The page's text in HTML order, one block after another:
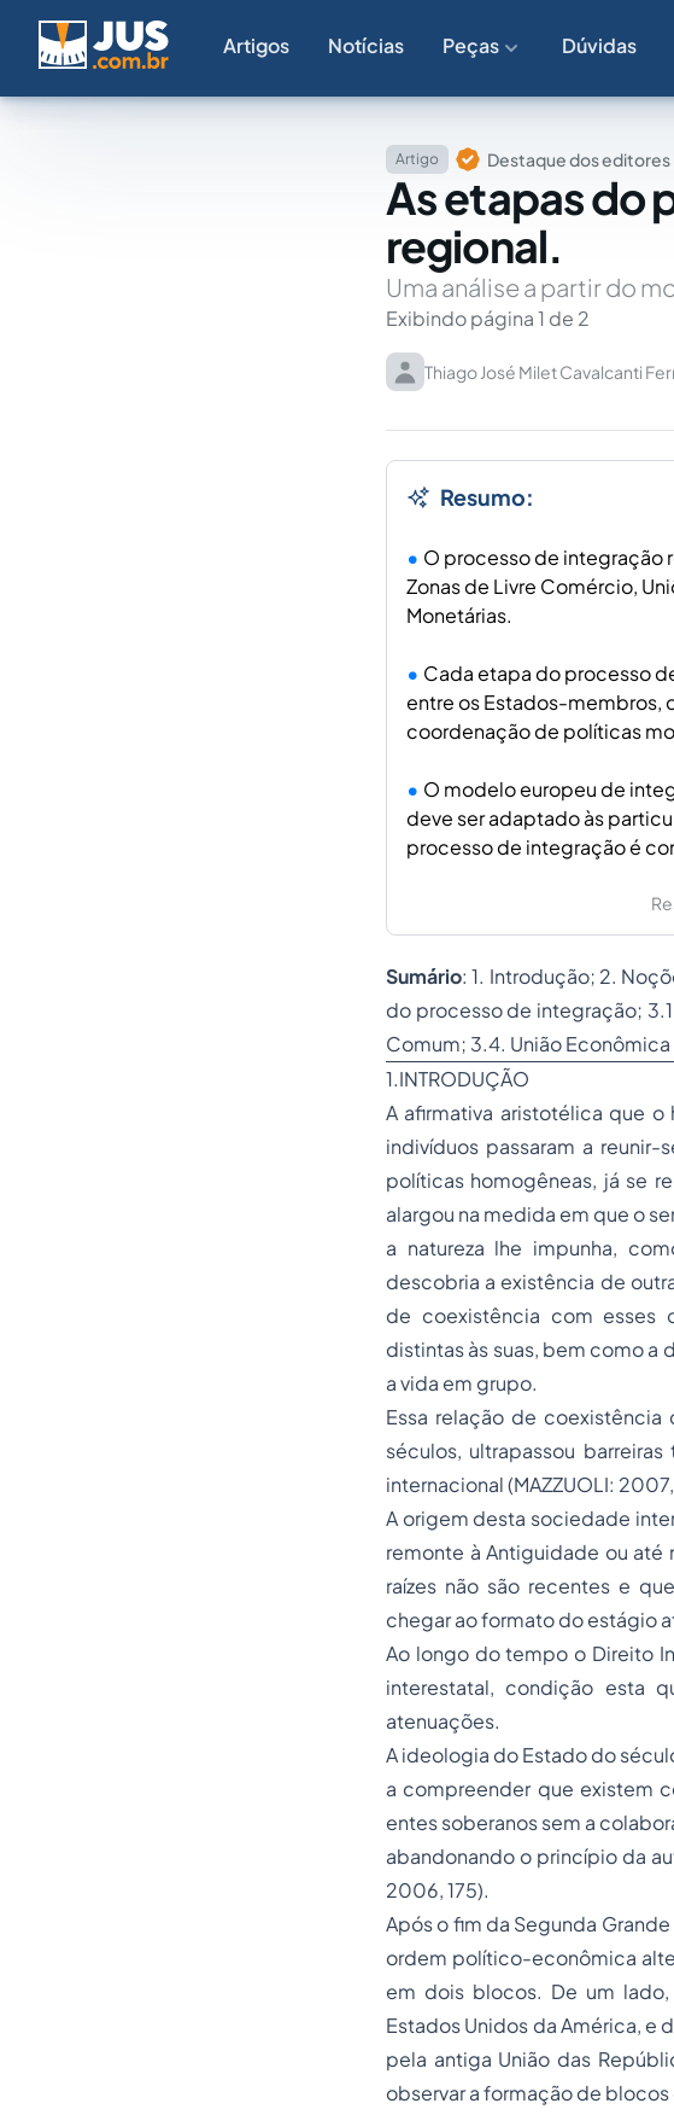
Artigos Notícias Peças Dúvidas
Artigo Destaque dos editores
As etapas do
regional.
Uma análise a partir do
Exibindo página 1 de 2
Thiago José Milet Cavalcanti
Resumo:
O processo de integração
Zonas de Livre Comércio,
Monetárias.
Cada etapa do processo
entre os Estados-membros,
coordenação de políticas
O modelo europeu de
deve ser adaptado às
processo de integração é
Sumário: 1. Introdução; 2.
do processo de integração;
Comum; 3.4. União
1.INTRODUÇÃO
A afirmativa aristotélica que o
indivíduos passaram a
políticas homogêneas, já se
alargou na medida em que o
a natureza lhe impunha,
descobria a existência de
de coexistência com esses
distintas às suas, bem como a
a vida em grupo.
Essa relação de
séculos, ultrapassou
internacional (MAZZUOLI:
A origem desta sociedade
remonte à Antiguidade ou até
raízes não são recentes e
chegar ao formato do estágio
Ao longo do tempo o Direito
interestatal, condição esta
atenuações.
A ideologia do Estado do
a compreender que existem
entes soberanos sem a
abandonando o princípio da
2006, 175).
Após o fim da Segunda
ordem político-econômica
em dois blocos. De um
Estados Unidos da América, e
pela antiga União das
observar a formação de